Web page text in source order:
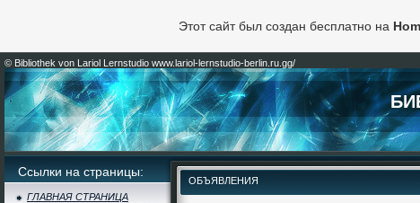
© Bibliothek von Lariol Lernstudio www.lariol-lernstudio-berlin.ru.gg/
Ссылки на страницы:
ГЛАВНАЯ СТРАНИЦА
ОБЪЯВЛЕНИЯ
Этот сайт был создан бесплатно на